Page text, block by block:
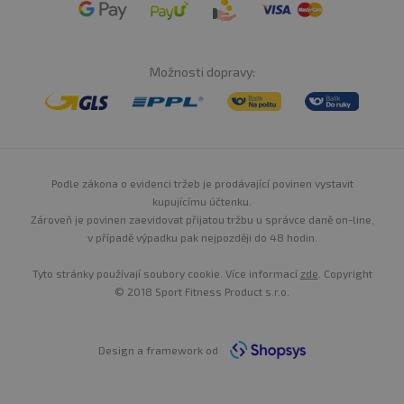
Možnosti dopravy:
Podle zákona o evidenci tržeb je prodávající povinen vystavit
kupujícímu účtenku.
Zároveň je povinen zaevidovat přijatou tržbu u správce daně on-line,
v případě výpadku pak nejpozději do 48 hodin.
Tyto stránky používají soubory cookie. Více informací zde . Copyright
© 2018 Sport Fitness Product s.r.o.
Design a framework od